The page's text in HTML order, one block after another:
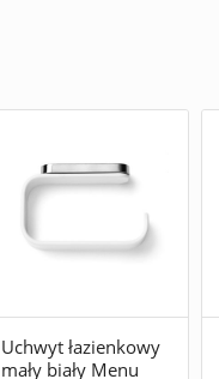
Uchwyt łazienkowy
mały biały Menu